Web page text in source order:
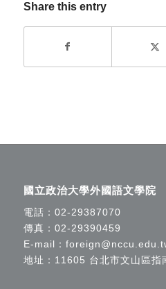
Share this entry
國立政治大學外國語文學院
電話： 02-29387070
傳真：02-29390459
E-mail：
地址：11605 台北市文山區指